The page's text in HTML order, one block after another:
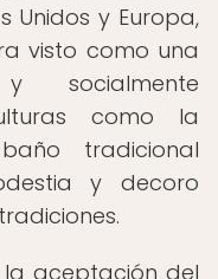
Unidos y Europa,
visto como una
socialmente
como la
tradicional
y decoro
aceptación del